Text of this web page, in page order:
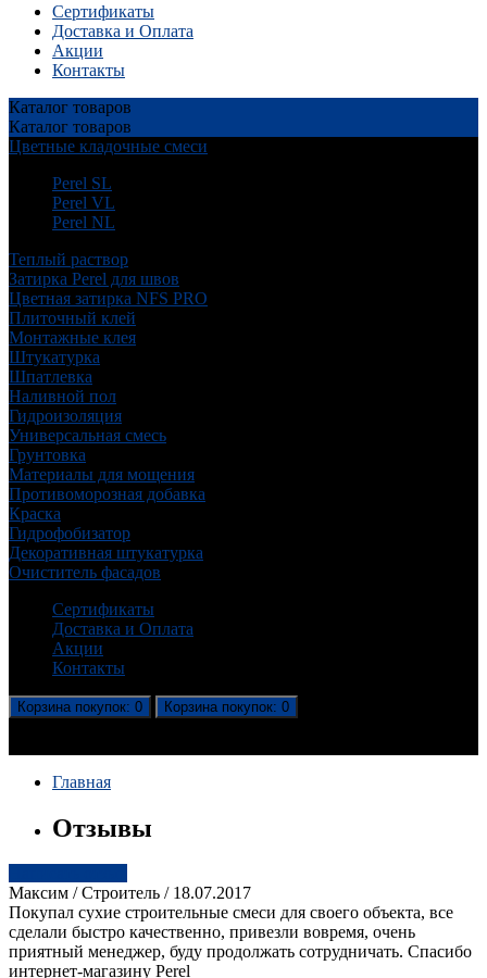
Сертификаты
Доставка и Оплата
Акции
Контакты
Каталог товаров
Каталог товаров
Цветные кладочные смеси
Perel SL
Perel VL
Perel NL
Теплый раствор
Затирка Perel для швов
Цветная затирка NFS PRO
Плиточный клей
Монтажные клея
Штукатурка
Шпатлевка
Наливной пол
Гидроизоляция
Универсальная смесь
Грунтовка
Материалы для мощения
Противоморозная добавка
Краска
Гидрофобизатор
Декоративная штукатурка
Очиститель фасадов
Сертификаты
Доставка и Оплата
Акции
Контакты
Корзина покупок: 0 Корзина покупок: 0
Главная
Отзывы
Максим / Строитель / 18.07.2017
Покупал сухие строительные смеси для своего объекта, все
сделали быстро качественно, привезли вовремя, очень
приятный менеджер, буду продолжать сотрудничать. Спасибо
интернет-магазину Perel